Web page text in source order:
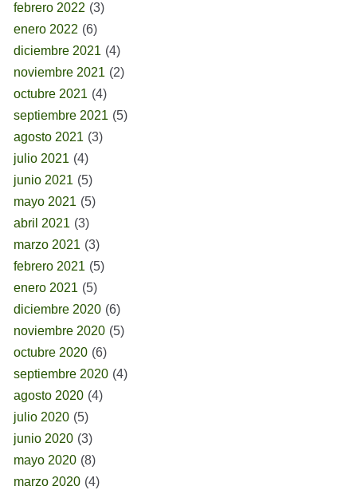
febrero 2022 (3)
enero 2022 (6)
diciembre 2021 (4)
noviembre 2021 (2)
octubre 2021 (4)
septiembre 2021 (5)
agosto 2021 (3)
julio 2021 (4)
junio 2021 (5)
mayo 2021 (5)
abril 2021 (3)
marzo 2021 (3)
febrero 2021 (5)
enero 2021 (5)
diciembre 2020 (6)
noviembre 2020 (5)
octubre 2020 (6)
septiembre 2020 (4)
agosto 2020 (4)
julio 2020 (5)
junio 2020 (3)
mayo 2020 (8)
marzo 2020 (4)